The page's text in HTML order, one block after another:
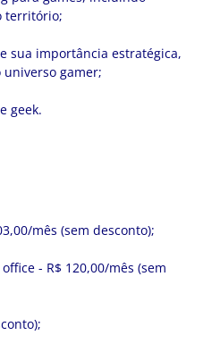
território;
sua importância estratégica,
gamer;
geek.
mês (sem desconto);
- R$ 120,00/mês (sem